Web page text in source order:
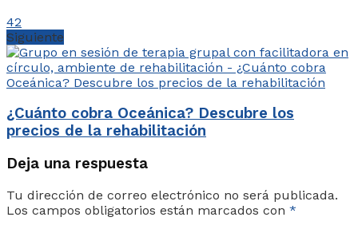
42
Siguiente
¿Cuánto cobra Oceánica? Descubre los
precios de la rehabilitación
Deja una respuesta
Tu dirección de correo electrónico no será publicada.
Los campos obligatorios están marcados con *